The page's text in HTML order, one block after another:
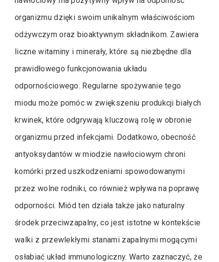
organizmu dzięki swoim unikalnym właściwościom
odżywczym oraz bioaktywnym składnikom. Zawiera
liczne witaminy i minerały, które są niezbędne dla
prawidłowego funkcjonowania układu
odpornościowego. Regularne spożywanie tego
miodu może pomóc w zwiększeniu produkcji białych
krwinek, które odgrywają kluczową rolę w obronie
organizmu przed infekcjami. Dodatkowo, obecność
antyoksydantów w miodzie nawłociowym chroni
komórki przed uszkodzeniami spowodowanymi
przez wolne rodniki, co również wpływa na poprawę
odporności. Miód ten działa także jako naturalny
środek przeciwzapalny, co jest istotne w kontekście
walki z przewlekłymi stanami zapalnymi mogącymi
osłabiać układ immunologiczny. Warto zaznaczyć, że